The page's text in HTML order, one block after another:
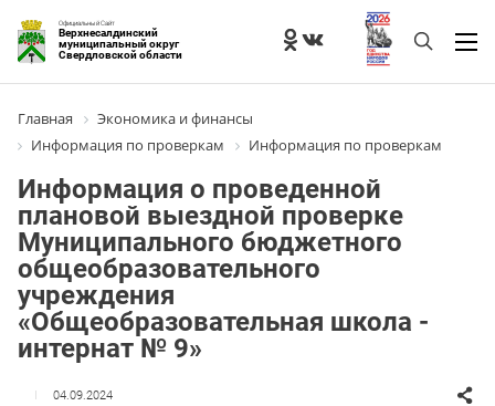
Официальный Сайт
Верхнесалдинский
муниципальный округ
Свердловской области
Главная
Экономика и финансы
Информация по проверкам
Информация по проверкам
Информация о проведенной
плановой выездной проверке
Муниципального бюджетного
общеобразовательного
учреждения
«Общеобразовательная школа -
интернат № 9»
04.09.2024